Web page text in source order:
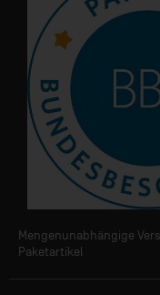
Mengenunabhängige
Paketartikel